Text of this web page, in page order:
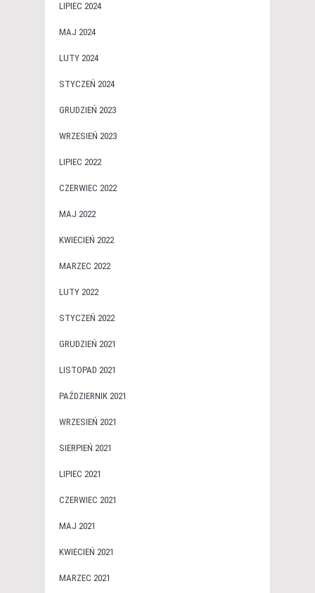
LIPIEC 2024
MAJ 2024
LUTY 2024
STYCZEŃ 2024
GRUDZIEŃ 2023
WRZESIEŃ 2023
LIPIEC 2022
CZERWIEC 2022
MAJ 2022
KWIECIEŃ 2022
MARZEC 2022
LUTY 2022
STYCZEŃ 2022
GRUDZIEŃ 2021
LISTOPAD 2021
PAŹDZIERNIK 2021
WRZESIEŃ 2021
SIERPIEŃ 2021
LIPIEC 2021
CZERWIEC 2021
MAJ 2021
KWIECIEŃ 2021
MARZEC 2021